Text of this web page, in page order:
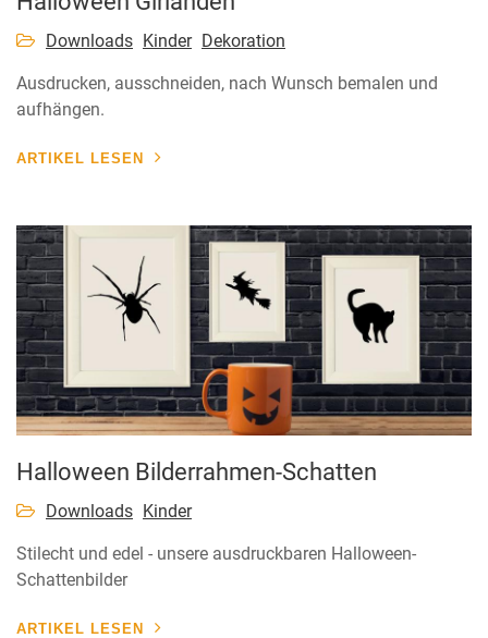
Downloads Kinder Dekoration
Ausdrucken, ausschneiden, nach Wunsch bemalen und
aufhängen.
ARTIKEL LESEN
Halloween Bilderrahmen-Schatten
Downloads Kinder
Stilecht und edel - unsere ausdruckbaren Halloween-
Schattenbilder
ARTIKEL LESEN